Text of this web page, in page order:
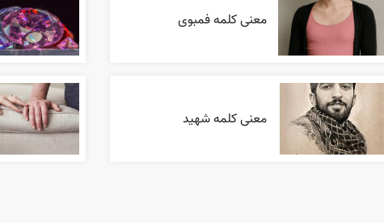
معنی کلمه فمبوی
معنی کلمه شهید